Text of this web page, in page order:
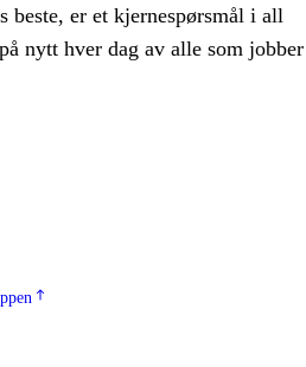
beste, er et kjernespørsmål i all
nytt hver dag av alle som